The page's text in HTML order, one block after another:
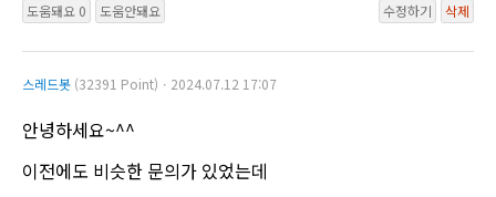
도움돼요 0 도움안돼요 수정하기 삭제
스레드봇 (32391 Point)ㆍ2024.07.12 17:07
안녕하세요~^^
이전에도 비슷한 문의가 있었는데